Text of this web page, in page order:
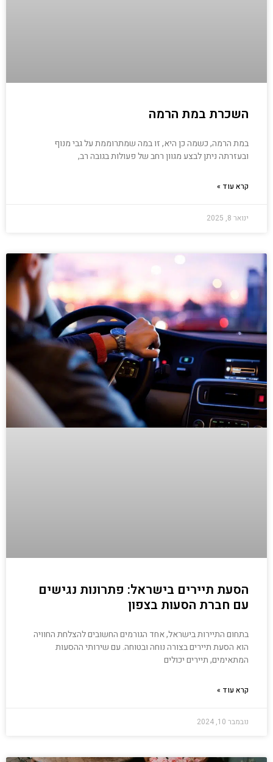
השכרת במת הרמה
במת הרמה, כשמה כן היא, זו במה שמתרוממת על גבי מנוף
ובעזרתה ניתן לבצע מגוון רחב של פעולות בגובה רב,
קרא עוד »
ינואר 8, 2025
הסעת תיירים בישראל: פתרונות נגישים
עם חברת הסעות בצפון
בתחום התיירות בישראל, אחד הגורמים החשובים להצלחת החוויה
הוא הסעת תיירים בצורה נוחה ובטוחה. עם שירותי ההסעות
המתאימים, תיירים יכולים
קרא עוד »
נובמבר 10, 2024